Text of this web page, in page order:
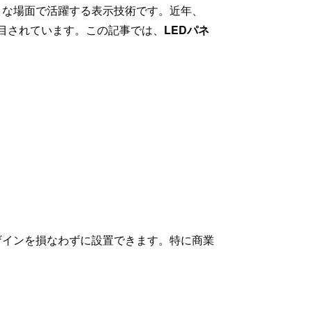
場面で活躍する表示技術です。近年、
れています。この記事では、 LEDパネ
ンを損なわずに設置できます。特に商業